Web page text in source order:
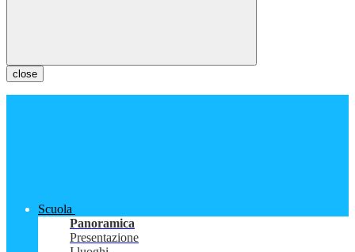
close
Scuola
Panoramica
Presentazione